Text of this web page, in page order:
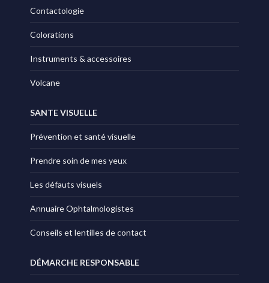
Contactologie
Colorations
Instruments & accessoires
Volcane
SANTE VISUELLE
Prévention et santé visuelle
Prendre soin de mes yeux
Les défauts visuels
Annuaire Ophtalmologistes
Conseils et lentilles de contact
DÉMARCHE RESPONSABLE